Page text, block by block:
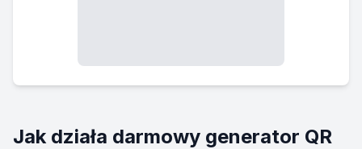
Jak działa darmowy generator QR